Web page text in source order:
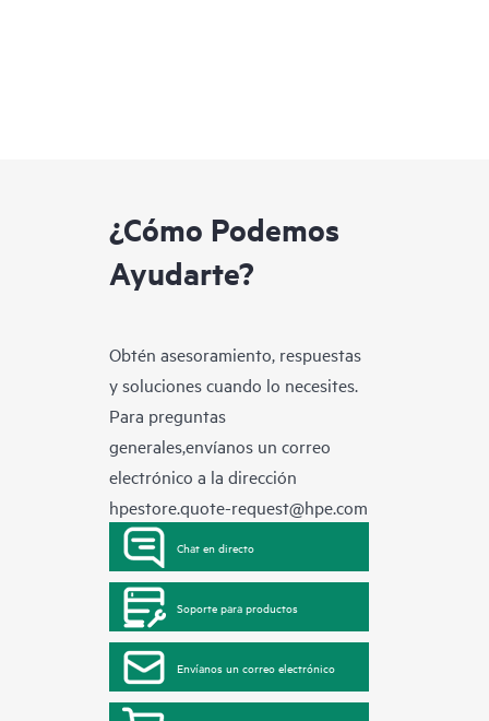
¿Cómo Podemos
Ayudarte?
Obtén asesoramiento, respuestas
y soluciones cuando lo necesites.
Para preguntas
generales,envíanos un correo
electrónico a la dirección
hpestore.quote-request@hpe.com
Chat en directo
Soporte para productos
Envíanos un correo electrónico